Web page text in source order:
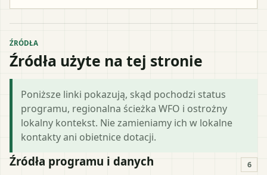
ŹRÓDŁA
Źródła użyte na tej stronie
Poniższe linki pokazują, skąd pochodzi status
programu, regionalna ścieżka WFO i ostrożny
lokalny kontekst. Nie zamieniamy ich w lokalne
kontakty ani obietnice dotacji.
Źródła programu i danych 6